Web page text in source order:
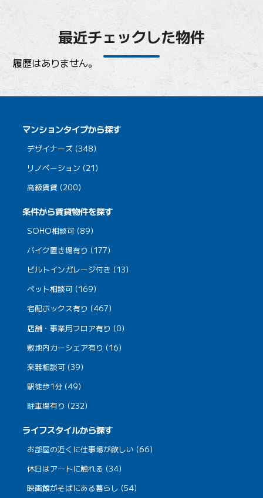
最近チェックした物件
履歴はありません。
マンションタイプから探す
デザイナーズ (348)
リノベーション (21)
高級賃貸 (200)
条件から賃貸物件を探す
SOHO相談可 (89)
バイク置き場有り (177)
ビルトインガレージ付き (13)
ペット相談可 (169)
宅配ボックス有り (467)
店舗・事業用フロア有り (0)
敷地内カーシェア有り (16)
楽器相談可 (39)
駅徒歩1分 (49)
駐車場有り (232)
ライフスタイルから探す
お部屋の近くに仕事場が欲しい (66)
休日はアートに触れる (34)
映画館がそばにある暮らし (54)